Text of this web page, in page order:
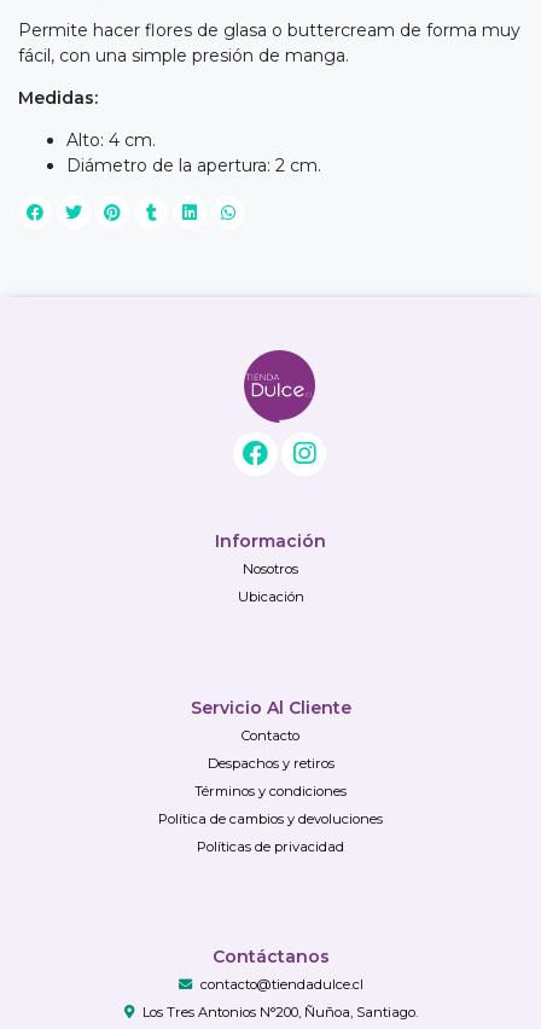
Permite hacer flores de glasa o buttercream de forma muy
fácil, con una simple presión de manga.
Medidas:
Alto: 4 cm.
Diámetro de la apertura: 2 cm.
Información
Nosotros
Ubicación
Servicio Al Cliente
Contacto
Despachos y retiros
Términos y condiciones
Política de cambios y devoluciones
Políticas de privacidad
Contáctanos
contacto@tiendadulce.cl
Los Tres Antonios N°200, Ñuñoa, Santiago.